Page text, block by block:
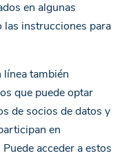
en algunas
las instrucciones para
línea también
que puede optar
de socios de datos y
en
acceder a estos